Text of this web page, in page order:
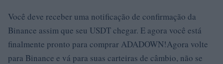
Você deve receber uma notificação de confirmação da
Binance assim que seu USDT chegar. E agora você está
finalmente pronto para comprar ADADOWN!Agora volte
para Binance e vá para suas carteiras de câmbio, não se